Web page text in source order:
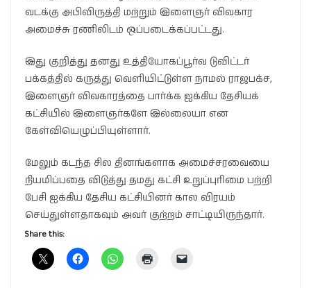
வடக்கு அபிவிருத்தி மற்றும் இளைஞர் விவகார
அமைச்சு ரணிலிடம் ஒப்படைக்கப்பட்டது.
இது குறித்து தனது உத்தியோகப்பூர்வ டுவிட்டர்
பக்கத்தில் கருத்து வெளியிட்டுள்ள நாமல் ராஜபக்ச,
இளைஞர் விவகாரத்தை பார்க்க ஐக்கிய தேசியக்
கட்சியில் இளைஞர்களே இல்லையா என
கேள்வியெழுப்பியுள்ளார்.
மேலும் கடந்த சில தினங்களாக அமைச்சரவையை
நியமிப்பதை விடுத்து தமது கட்சி உறுப்புரிமை பற்றி
பேசி ஐக்கிய தேசிய கட்சியினர் கால விரயம்
செய்துள்ளதாகவும் அவர் குற்றம் சாட்டியிருந்தார்.
Share this: